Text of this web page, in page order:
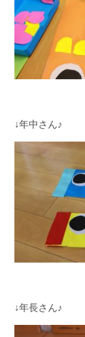
↓年中さん♪
↓年長さん♪